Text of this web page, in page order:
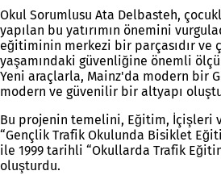
Okul Sorumlusu Ata Delbasteh,
yapılan bu yatırımın önemini
eğitiminin merkezi bir parçasıdır ve
yaşamındaki güvenliğine önemli
Yeni araçlarla, Mainz'da modern bir
modern ve güvenilir bir altyapı
Bu projenin temelini, Eğitim, İçişleri
“Gençlik Trafik Okulunda Bisiklet
ile 1999 tarihli “Okullarda Trafik
oluşturdu.